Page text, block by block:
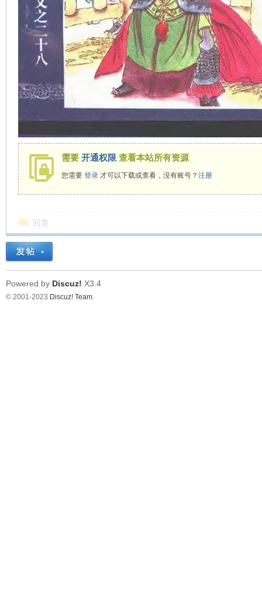
需要 开通权限 查看本站所有资源
您需要 登录才可以下载或查看，没有账号？ 注册
回复
Powered by Discuz! X3.4
© 2001-2023 Discuz! Team.